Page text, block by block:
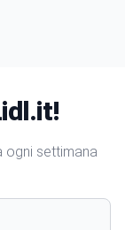
ogni settimana